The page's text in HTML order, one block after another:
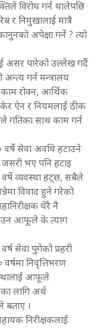
विरोध गर्न थालेपछि
र निमुखालाई मात्रै
अपेक्षा गर्ने ? त्यो
असर पारेको उल्लेख गर्दै
अन्त्य गर्न मन्त्रालय
काम रोक्न, आर्थिक
ऐन र नियमलाई ठीक
गतिका साथ काम गर्न
सेवा अवधि हटाउने
जसरी भए पनि हटाइ
वर्षे व्यवस्था हट्छ, सबैले
विवाद हुने गरेको
धेरै नै
आफूले के त्याग
सेवा पुगेको प्रहरी
निवृत्तिभरण
आफूले
लागि अर्थ
बताए ।
निरीक्षकलाई